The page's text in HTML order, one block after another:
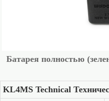
Батарея полностью
KL4MS Technical